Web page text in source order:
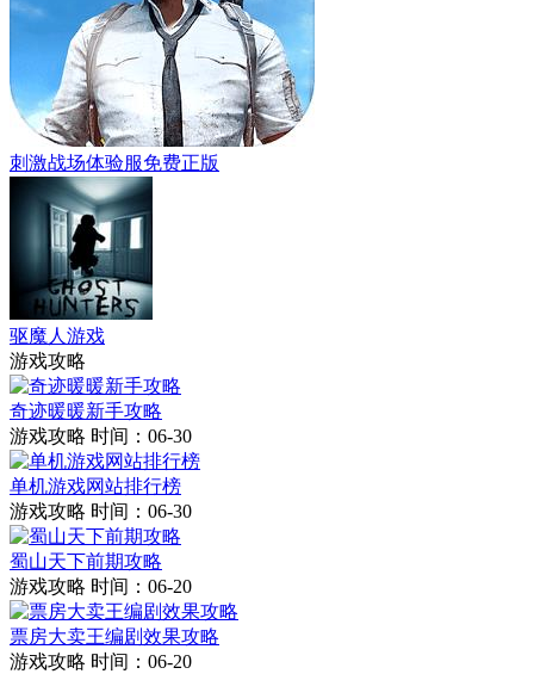
刺激战场体验服免费正版
驱魔人游戏
游戏攻略
奇迹暖暖新手攻略
游戏攻略 时间：06-30
单机游戏网站排行榜
游戏攻略 时间：06-30
蜀山天下前期攻略
游戏攻略 时间：06-20
票房大卖王编剧效果攻略
游戏攻略 时间：06-20